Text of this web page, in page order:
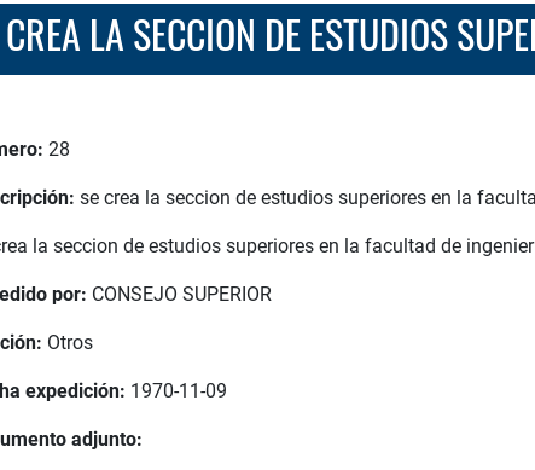
CREA LA SECCION DE ESTUDIOS
28
se crea la seccion de estudios superiores en la
la seccion de estudios superiores en la facultad de
por: CONSEJO SUPERIOR
Otros
expedición: 1970-11-09
adjunto: